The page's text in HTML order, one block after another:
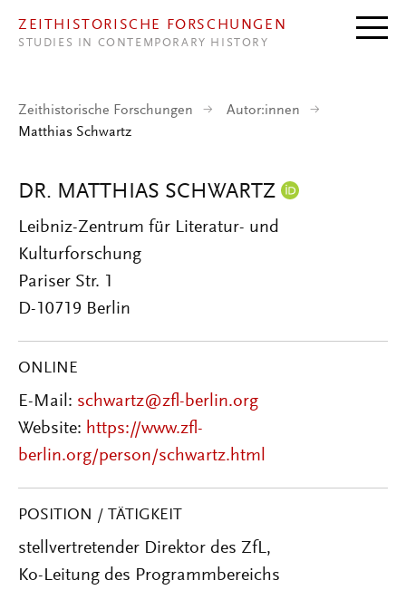
ZEITHISTORISCHE FORSCHUNGEN
STUDIES IN CONTEMPORARY HISTORY
Zeithistorische Forschungen
Autor:innen
Matthias Schwartz
DR. MATTHIAS SCHWARTZ
Leibniz-Zentrum für Literatur- und
Kulturforschung
Pariser Str. 1
D-10719 Berlin
ONLINE
E-Mail: schwartz@zfl-berlin.org
Website: https://www.zfl-
berlin.org/person/schwartz.html
POSITION / TÄTIGKEIT
stellvertretender Direktor des ZfL,
Ko-Leitung des Programmbereichs